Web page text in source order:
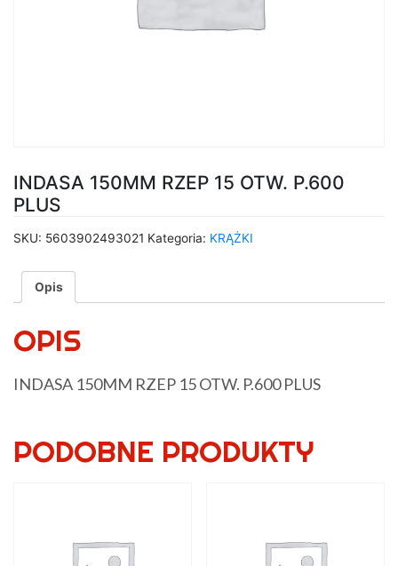
INDASA 150MM RZEP 15 OTW. P.600
PLUS
SKU: 5603902493021 Kategoria: KRĄŻKI
Opis
OPIS
INDASA 150MM RZEP 15 OTW. P.600 PLUS
PODOBNE PRODUKTY